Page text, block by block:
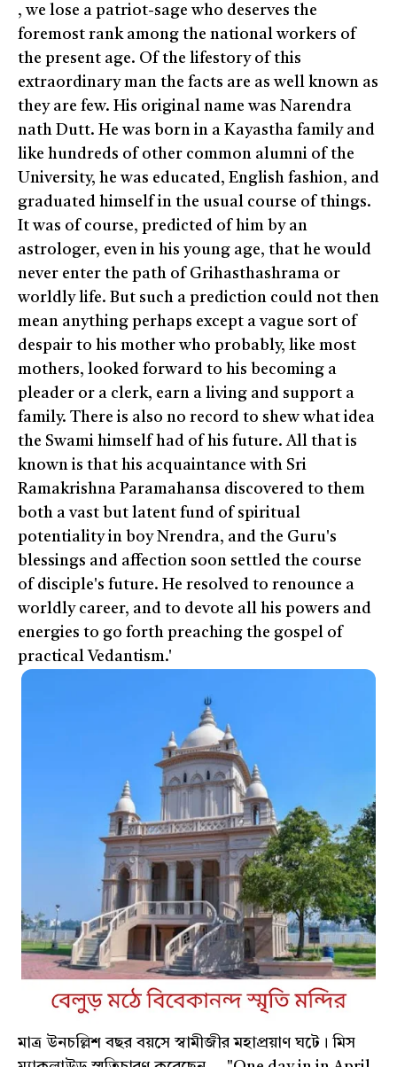
, we lose a patriot-sage who deserves the
foremost rank among the national workers of
the present age. Of the lifestory of this
extraordinary man the facts are as well known as
they are few. His original name was Narendra
nath Dutt. He was born in a Kayastha family and
like hundreds of other common alumni of the
University, he was educated, English fashion, and
graduated himself in the usual course of things.
It was of course, predicted of him by an
astrologer, even in his young age, that he would
never enter the path of Grihasthashrama or
worldly life. But such a prediction could not then
mean anything perhaps except a vague sort of
despair to his mother who probably, like most
mothers, looked forward to his becoming a
pleader or a clerk, earn a living and support a
family. There is also no record to shew what idea
the Swami himself had of his future. All that is
known is that his acquaintance with Sri
Ramakrishna Paramahansa discovered to them
both a vast but latent fund of spiritual
potentiality in boy Nrendra, and the Guru's
blessings and affection soon settled the course
of disciple's future. He resolved to renounce a
worldly career, and to devote all his powers and
energies to go forth preaching the gospel of
practical Vedantism.'
মাত্র উনচল্লিশ বছর বয়সে স্বামীজীর মহাপ্রয়াণ ঘটে। মিস